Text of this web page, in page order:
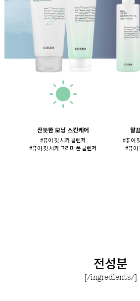
산뜻한 모닝 스킨케어
#퓨어 핏 시카 클렌저
#퓨어 핏 시카 크리미 폼 클렌저
말
#퓨어
#퓨어
전성분
[/ingredients/]